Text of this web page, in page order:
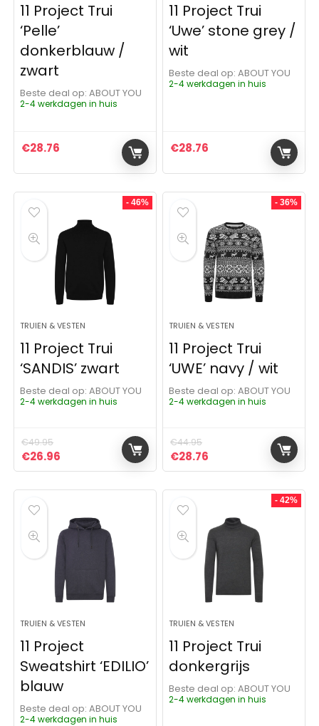
11 Project Trui
‘Pelle’
donkerblauw /
zwart
Beste deal op:
ABOUT YOU
2-4 werkdagen in huis
€28.76
11 Project Trui
‘Uwe’ stone grey /
wit
Beste deal op:
ABOUT YOU
2-4 werkdagen in huis
€28.76
- 46%
TRUIEN & VESTEN
11 Project Trui
‘SANDIS’ zwart
Beste deal op:
ABOUT YOU
2-4 werkdagen in huis
€49.95
Oorspronkelijke prijs was: €49.95.
€26.96 Huidige prijs is: €26.96.
- 36%
TRUIEN & VESTEN
11 Project Trui
‘UWE’ navy / wit
Beste deal op:
ABOUT YOU
2-4 werkdagen in huis
€44.95
Oorspronkelijke prijs
€28.76 Huidige prijs is:
TRUIEN & VESTEN
11 Project
Sweatshirt ‘EDILIO’
blauw
Beste deal op:
ABOUT YOU
2-4 werkdagen in huis
- 42%
TRUIEN & VESTEN
11 Project Trui
donkergrijs
Beste deal op:
ABOUT YOU
2-4 werkdagen in huis